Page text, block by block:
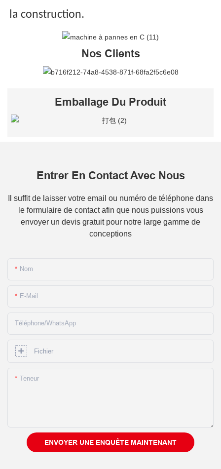
la construction.
Nos Clients
Emballage Du Produit
Entrer En Contact Avec Nous
Il suffit de laisser votre email ou numéro de téléphone dans
le formulaire de contact afin que nous puissions vous
envoyer un devis gratuit pour notre large gamme de
conceptions
Nom
E-Mail
Téléphone/WhatsApp
Fichier
Teneur
ENVOYER UNE ENQUÊTE MAINTENANT